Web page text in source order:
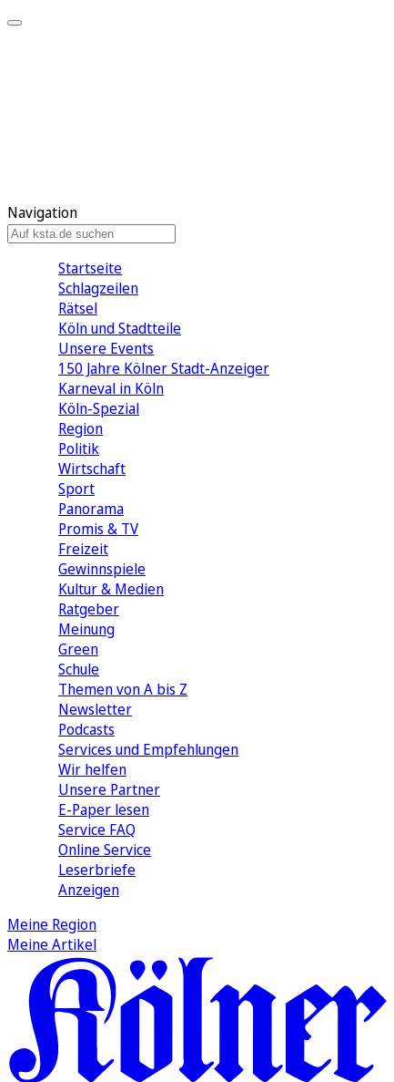
Navigation
Startseite
Schlagzeilen
Rätsel
Köln und Stadtteile
Unsere Events
150 Jahre Kölner Stadt-Anzeiger
Karneval in Köln
Köln-Spezial
Region
Politik
Wirtschaft
Sport
Panorama
Promis & TV
Freizeit
Gewinnspiele
Kultur & Medien
Ratgeber
Meinung
Green
Schule
Themen von A bis Z
Newsletter
Podcasts
Services und Empfehlungen
Wir helfen
Unsere Partner
E-Paper lesen
Service FAQ
Online Service
Leserbriefe
Anzeigen
Meine Region
Meine Artikel